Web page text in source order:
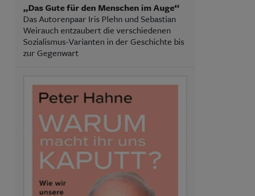
„Das Gute für den Menschen im Auge“
Das Autorenpaar Iris Plehn und Sebastian
Weirauch entzaubert die verschiedenen
Sozialismus-Varianten in der Geschichte bis
zur Gegenwart